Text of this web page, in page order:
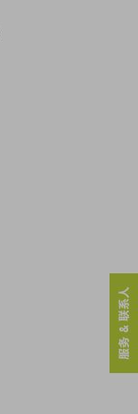
服务 & 联系人